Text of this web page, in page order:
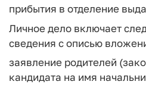
прибытия в отделение
Личное дело включает
сведения с описью
заявление родителей
кандидата на имя